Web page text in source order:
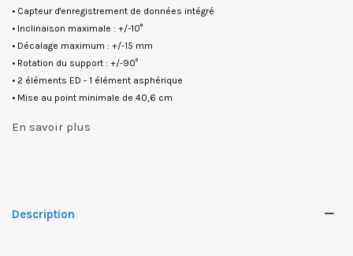
• Capteur d'enregistrement de données intégré
• Inclinaison maximale : +/-10°
• Décalage maximum : +/-15 mm
• Rotation du support : +/-90°
• 2 éléments ED - 1 élément asphérique
• Mise au point minimale de 40,6 cm
En savoir plus
Description